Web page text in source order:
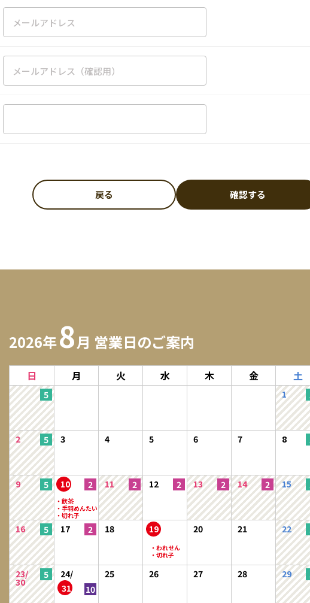
確認する
戻る
2026年8月 営業日のご案内
日 月 火 水 木 金 土
1
2 3 4 5 6 7 8
9 10 11 12 13 14 15
16 17 18 19 20 21 22
23/
30
24/
31
25 26 27 28 29